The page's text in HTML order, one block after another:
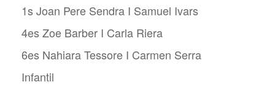
1s Joan Pere Sendra I Samuel Ivars
4es Zoe Barber I Carla Riera
6es Nahiara Tessore I Carmen Serra
Infantil